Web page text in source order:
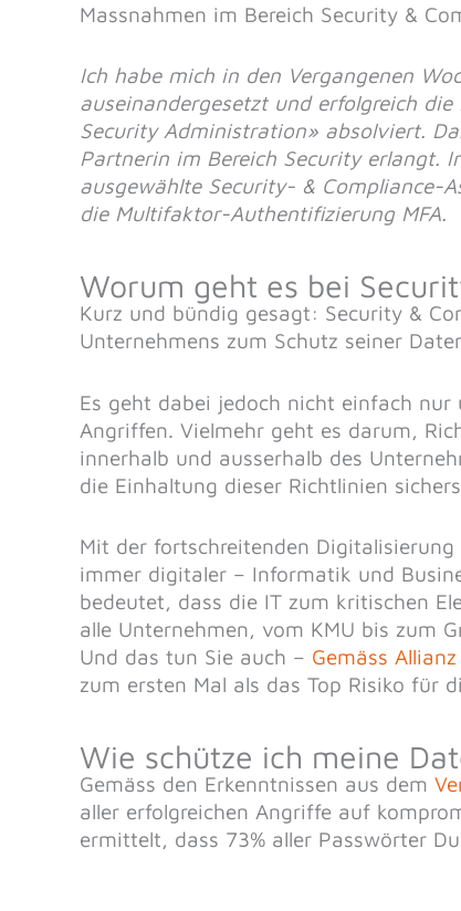
Massnahmen im Bereich Security &
Ich habe mich in den Vergangenen
auseinandergesetzt und erfolgreich
Security Administration» absolviert.
Partnerin im Bereich Security erlangt.
ausgewählte Security- & Compliance-
die Multifaktor-Authentifizierung MFA.
Worum geht es bei
Kurz und bündig gesagt: Security &
Unternehmens zum Schutz seiner
Es geht dabei jedoch nicht einfach
Angriffen. Vielmehr geht es darum,
innerhalb und ausserhalb des
die Einhaltung dieser Richtlinien
Mit der fortschreitenden
immer digitaler – Informatik und
bedeutet, dass die IT zum kritischen
alle Unternehmen, vom KMU bis zum
Und das tun Sie auch – Gemäss
zum ersten Mal als das Top Risiko für
Wie schütze ich meine
Gemäss den Erkenntnissen aus dem
aller erfolgreichen Angriffe auf
ermittelt, dass 73% aller Passwörter